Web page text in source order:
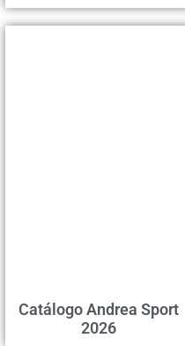
Catálogo Andrea Sport
2026